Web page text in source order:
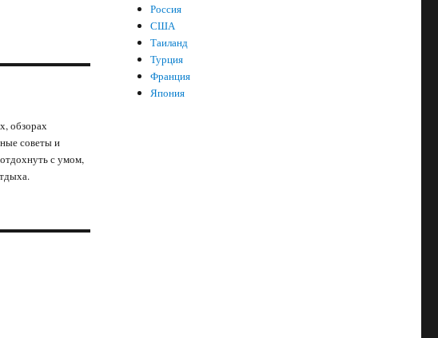
обзорах
советы и
с умом,
Россия
США
Таиланд
Турция
Франция
Япония